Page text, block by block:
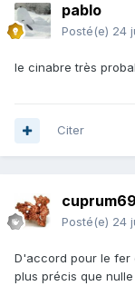
pablo
Posté(e) 24
le cinabre très
Citer
cuprum69
Posté(e) 24
D'accord pour le fer
plus précis que nulle